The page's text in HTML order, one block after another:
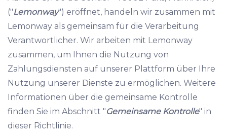
("Lemonway") eröffnet, handeln wir zusammen mit
Lemonway als gemeinsam für die Verarbeitung
Verantwortlicher. Wir arbeiten mit Lemonway
zusammen, um Ihnen die Nutzung von
Zahlungsdiensten auf unserer Plattform über Ihre
Nutzung unserer Dienste zu ermöglichen. Weitere
Informationen über die gemeinsame Kontrolle
finden Sie im Abschnitt "Gemeinsame Kontrolle" in
dieser Richtlinie.